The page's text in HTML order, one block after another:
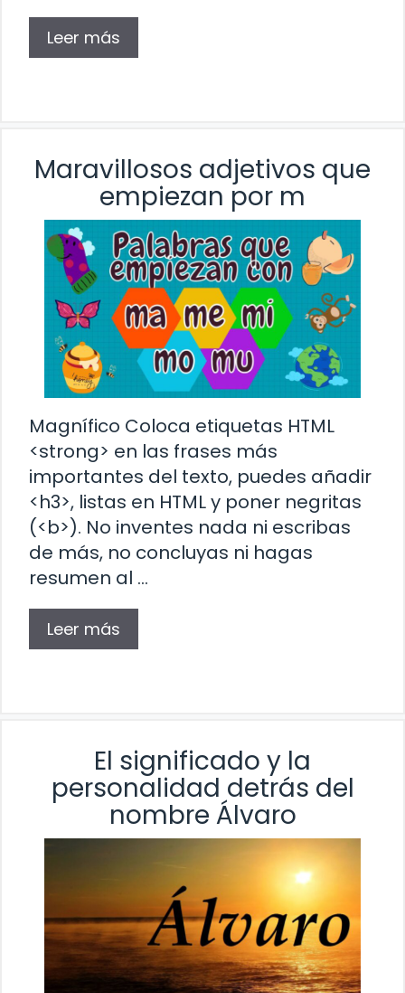
Leer más
Maravillosos adjetivos que
empiezan por m
Magnífico Coloca etiquetas HTML
<strong> en las frases más
importantes del texto, puedes añadir
<h3>, listas en HTML y poner negritas
(<b>). No inventes nada ni escribas
de más, no concluyas ni hagas
resumen al …
Leer más
El significado y la
personalidad detrás del
nombre Álvaro